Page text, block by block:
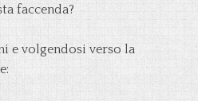
faccenda?
e volgendosi verso la